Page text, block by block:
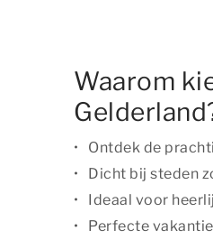
Waarom
Ontdek de
Dicht bij steden
Ideaal voor
Perfecte